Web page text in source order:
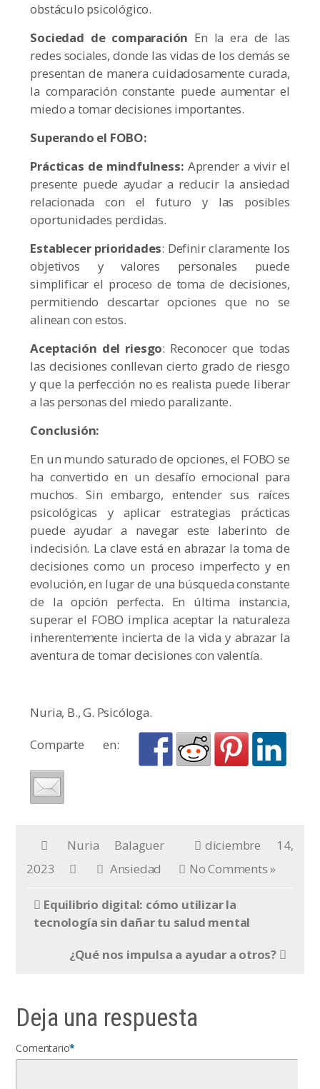
obstáculo psicológico.
Sociedad de comparación En la era de las
redes sociales, donde las vidas de los demás se
presentan de manera cuidadosamente curada,
la comparación constante puede aumentar el
miedo a tomar decisiones importantes.
Superando el FOBO:
Prácticas de mindfulness: Aprender a vivir el
presente puede ayudar a reducir la ansiedad
relacionada con el futuro y las posibles
oportunidades perdidas.
Establecer prioridades: Definir claramente los
objetivos y valores personales puede
simplificar el proceso de toma de decisiones,
permitiendo descartar opciones que no se
alinean con estos.
Aceptación del riesgo: Reconocer que todas
las decisiones conllevan cierto grado de riesgo
y que la perfección no es realista puede liberar
a las personas del miedo paralizante.
Conclusión:
En un mundo saturado de opciones, el FOBO se
ha convertido en un desafío emocional para
muchos. Sin embargo, entender sus raíces
psicológicas y aplicar estrategias prácticas
puede ayudar a navegar este laberinto de
indecisión. La clave está en abrazar la toma de
decisiones como un proceso imperfecto y en
evolución, en lugar de una búsqueda constante
de la opción perfecta. En última instancia,
superar el FOBO implica aceptar la naturaleza
inherentemente incierta de la vida y abrazar la
aventura de tomar decisiones con valentía.
Nuria, B., G. Psicóloga.
Comparte en:
Nuria Balaguer
diciembre 14,
2023
Ansiedad No Comments »
Equilibrio digital: cómo utilizar la
tecnología sin dañar tu salud mental
¿Qué nos impulsa a ayudar a otros?
Deja una respuesta
Comentario*